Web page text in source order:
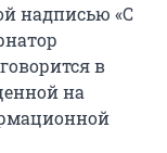
надписью «С
в
на